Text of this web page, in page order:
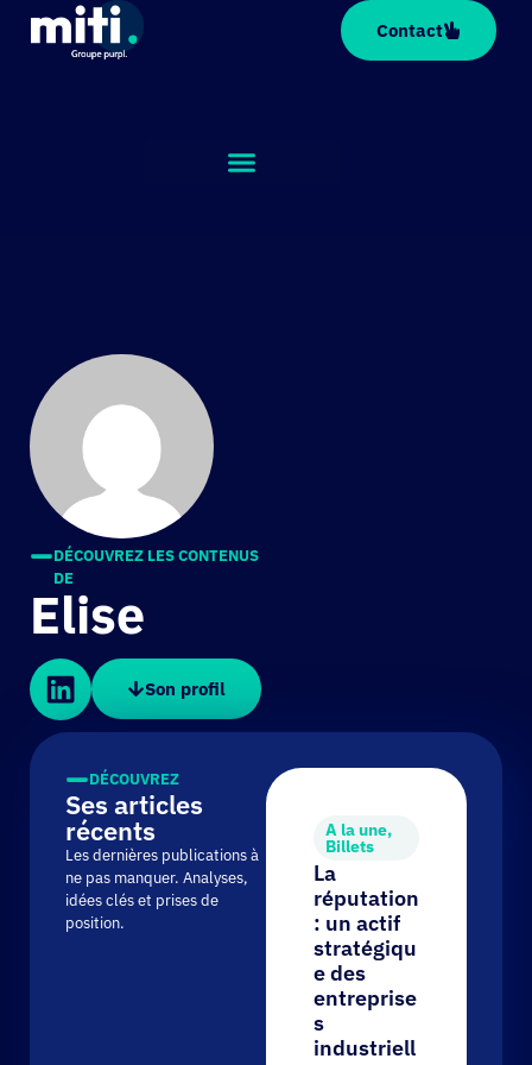
Panneau de gestion des cookies
Contact
DÉCOUVREZ LES CONTENUS
DE
Elise
Son profil
DÉCOUVREZ
Ses articles
récents
Les dernières publications à
ne pas manquer. Analyses,
idées clés et prises de
position.
A la une,
Billets
La
réputation
: un actif
stratégiqu
e des
entreprise
s
industriell